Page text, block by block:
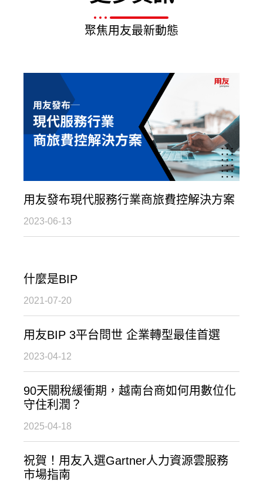
聚焦用友最新動態
用友發布現代服務行業商旅費控解決方案
2023-06-13
什麼是BIP
2021-07-20
用友BIP 3平台問世 企業轉型最佳首選
2023-04-12
90天關稅緩衝期，越南台商如何用數位化
守住利潤？
2025-04-18
祝賀！用友入選Gartner人力資源雲服務
市場指南